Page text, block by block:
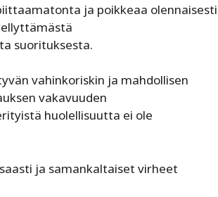
ja poikkeaa olennaisesti
suorituksesta.
vahinkoriskin ja mahdollisen
vakavuuden
huolellisuutta ei ole
ja samankaltaiset virheet